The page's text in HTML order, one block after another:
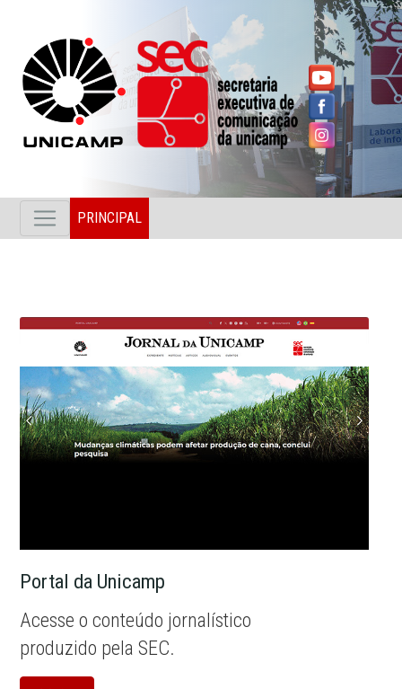
PRINCIPAL
Portal da Unicamp
Acesse o conteúdo jornalístico
produzido pela SEC.